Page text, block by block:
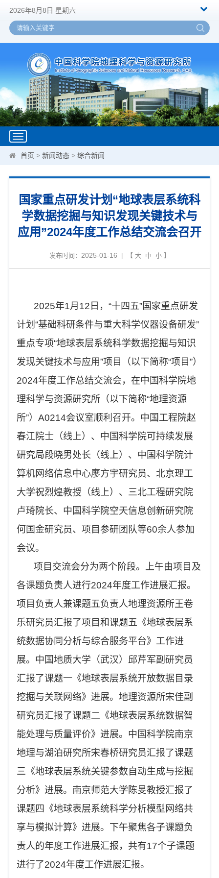
2026年8月8日 星期六
Toggle
navigation
首页 >新闻动态 >综合新闻
国家重点研发计划“地球表层系统科
学数据挖掘与知识发现关键技术与
应用”2024年度工作总结交流会召开
发布时间： 2025-01-16 | 【 大 中 小】
2025年1月12日，“十四五”国家重点研发
计划“基础科研条件与重大科学仪器设备研发”
重点专项“地球表层系统科学数据挖掘与知识
发现关键技术与应用”项目（以下简称“项目”）
2024年度工作总结交流会，在中国科学院地
理科学与资源研究所（以下简称“地理资源
所”）A0214会议室顺利 召开。中国工程院赵
春江院士（线上）、中国科学院可持续发展
研究局段晓男处长（线上）、中国科学院计
算机网络信息中心廖方宇研究员、北京理工
大学祝烈煌教授（线上）、三北工程研究院
卢琦院长、中国科学院空天信息创新研究院
何国金研究员、项目参研团队等60余人参加
会议。
项目交流会分为两个阶段。上午由项目及
各课题负责人进行2024年度工作进展汇报。
项目 负责人兼课题五负责人地理资源所王卷
乐研究员汇报了项目和课题五《地球表层系
统数据协同分析与综合服务平台》 工作进
展。 中国地质大学（武汉）邱芹军副研究员
汇报了课题一 《地球表层系统开放数据目录
挖掘与关联网络》 进展。地理资源所宋佳副
研究员汇报了课题二 《地球表层系统数据智
能处理与质量评价》 进展。中国科学院南京
地理与湖泊研究所宋春桥研究员汇报了课题
三 《地球表层系统关键参数自动生成与挖掘
分析》 进展。南京师范大学陈旻教授汇报了
课题四
《地球表层系统科学分析模型网络共
享与模拟计算》 进展。 下午聚焦各子课题负
责人的年度工作进展汇报，共有17个子课题
进行了2024年度工作进展汇报。